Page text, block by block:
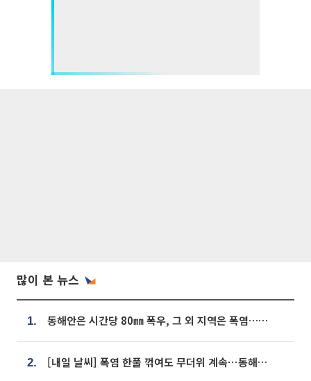
많이 본 뉴스
1. 동해안은 시간당 80㎜ 폭우, 그 외 지역은 폭염…‘극과 극 날씨’
2. [내일 날씨] 폭염 한풀 꺾여도 무더위 계속⋯동해안 이틀 연속 비